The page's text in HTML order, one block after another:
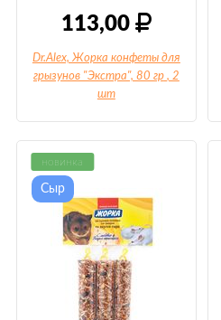
113,00
Dr.Alex, Жорка конфеты для
грызунов "Экстра", 80 гр , 2
шт
новинка
Сыр